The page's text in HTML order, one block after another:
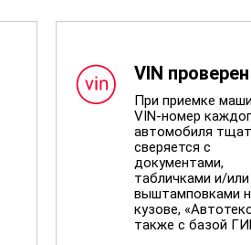
VIN проверен
При приемке
VIN-номер
автомобиля
сверяется с
документами,
табличками и/или
выштамповками
кузове,
также с базой